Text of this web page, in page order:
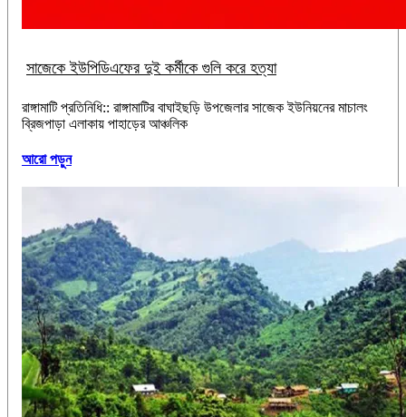
সাজেকে ইউপিডিএফের দুই কর্মীকে গুলি করে হত্যা
রাঙ্গামাটি প্রতিনিধি:: রাঙ্গামাটির বাঘাইছড়ি উপজেলার সাজেক ইউনিয়নের মাচালং
ব্রিজপাড়া এলাকায় পাহাড়ের আঞ্চলিক
আরো পড়ুন